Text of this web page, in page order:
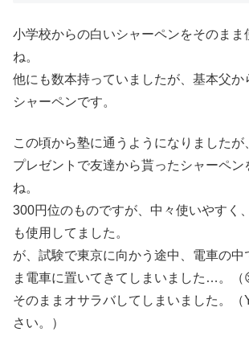
小学校からの白いシャーペンをそのまま
ね。
他にも数本持っていましたが、基本父か
シャーペンです。
この頃から塾に通うようになりましたが
プレゼントで友達から貰ったシャーペン
ね。
300円位のものですが、中々使いやすく
も使用してました。
が、試験で東京に向かう途中、電車の中
ま電車に置いてきてしまいました…。（
そのままオサラバしてしまいました。（
さい。）